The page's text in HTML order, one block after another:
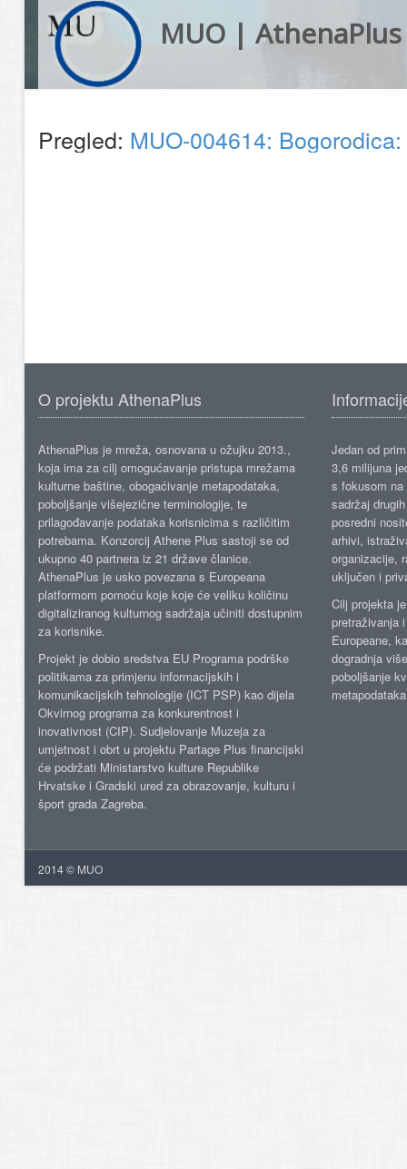
MUO | AthenaPlus
Pregled: MUO-004614:
O projektu AthenaPlus
AthenaPlus je mreža, osnovana u ožujku 2013.,
koja ima za cilj omogućavanje pristupa mrežama
kulturne baštine, obogaćivanje metapodataka,
poboljšanje višejezične terminologije, te
prilagođavanje podataka korisnicima s različitim
potrebama. Konzorcij Athene Plus sastoji se od
ukupno 40 partnera iz 21 države članice.
AthenaPlus je usko povezana s Europeana
platformom pomoću koje koje će veliku količinu
digitaliziranog kulturnog sadržaja učiniti dostupnim
za korisnike.
Projekt je dobio sredstva EU Programa podrške
politikama za primjenu informacijskih i
komunikacijskih tehnologije (ICT PSP) kao dijela
Okvirnog programa za konkurentnost i
inovativnost (CIP). Sudjelovanje Muzeja za
umjetnost i obrt u projektu Partage Plus financijski
će podržati Ministarstvo kulture Republike
Hrvatske i Gradski ured za obrazovanje, kulturu i
šport grada Zagreba.
Jedan od
3,6 milijuna
s fokusom
sadržaj
posredni
arhivi,
organizacije,
uključen i
Cilj projekta
pretraživanja
Europeane,
dogradnja
poboljšanje
2014 © MUO